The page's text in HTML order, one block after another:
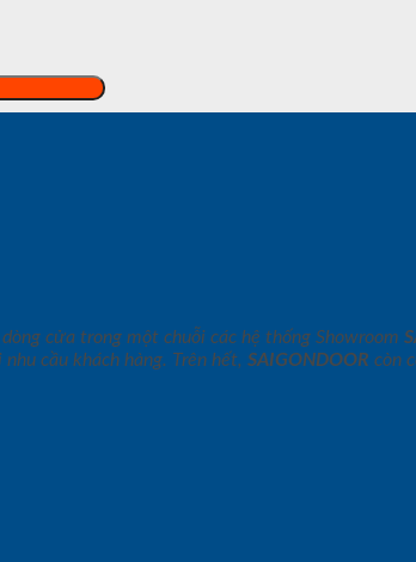
cửa trong một chuỗi các hệ thống Showroom
cầu khách hàng. Trên hết, SAIGONDOOR còn